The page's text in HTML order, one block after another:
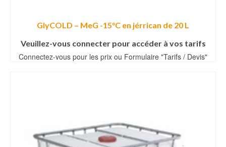
GlyCOLD – MeG -15°C en jérrican de 20 L
Veuillez-vous connecter pour accéder à vos tarifs
Connectez-vous pour les prix ou Formulaire "Tarifs / Devis"